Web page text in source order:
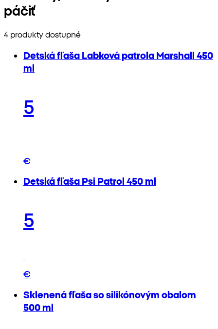
páčiť
4 produkty dostupné
Detská fľaša Labková patrola Marshall 450
ml
5
€
Detská fľaša Psi Patrol 450 ml
5
€
Sklenená fľaša so silikónovým obalom
500 ml